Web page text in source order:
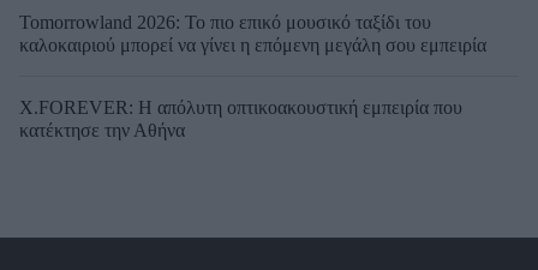
Tomorrowland 2026: Το πιο επικό μουσικό ταξίδι του
καλοκαιριού μπορεί να γίνει η επόμενη μεγάλη σου εμπειρία
X.FOREVER: Η απόλυτη οπτικοακουστική εμπειρία που
κατέκτησε την Αθήνα